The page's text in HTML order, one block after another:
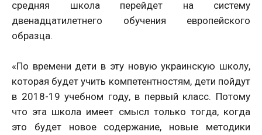
средняя школа перейдет на систему
двенадцатилетнего обучения европейского
образца.
«По времени дети в эту новую украинскую школу,
которая будет учить компетентностям, дети пойдут
в 2018-19 учебном году, в первый класс. Потому
что эта школа имеет смысл только тогда, когда
это будет новое содержание, новые методики